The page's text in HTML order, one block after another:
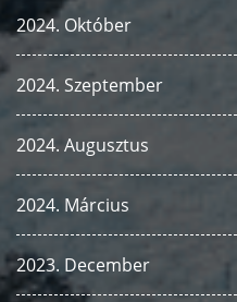
2024. Október
2024. Szeptember
2024. Augusztus
2024. Március
2023. December